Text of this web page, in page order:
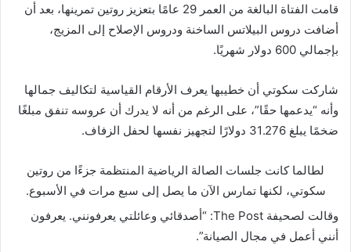
قامت الفتاة البالغة من العمر 29 عامًا بتعزيز روتين تمرينها، بعد أن
أضافت دروس البيلاتس الساخنة ودروس الإصلاح إلى المزيج،
بإجمالي 600 دولار شهريًا.
شاركت سكوتي أن خطيبها يعرف الأرقام القياسية لتكاليف جمالها
وأنه “يدعمها حقًا”، على الرغم من أنه لا يدرك أن عروسه تنفق مبلغًا
ضخمًا يبلغ 31.276 دولارًا لتجهيز نفسها لحفل الزفاف.
لطالما كانت جلسات الصالة الرياضية المنتظمة جزءًا من روتين
سكوتي، لكنها تمارس الآن ما يصل إلى سبع مرات في الأسبوع.
وقالت لصحيفة The Post: “أصدقائي وعائلتي يعرفونني. يعرفون
أنني أعمل في مجال الصيانة”.